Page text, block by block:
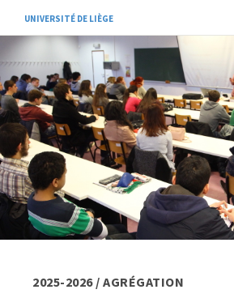
UNIVERSITÉ DE LIÈGE
2025-2026 / AGRÉGATION